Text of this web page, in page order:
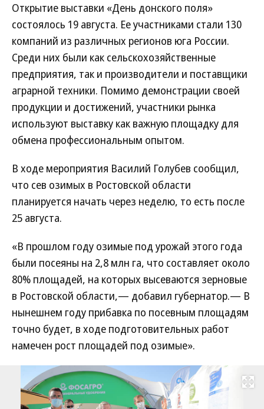
Открытие выставки «День донского поля»
состоялось 19 августа. Ее участниками стали 130
компаний из различных регионов юга России.
Среди них были как сельскохозяйственные
предприятия, так и производители и поставщики
аграрной техники. Помимо демонстрации своей
продукции и достижений, участники рынка
используют выставку как важную площадку для
обмена профессиональным опытом.
В ходе мероприятия Василий Голубев сообщил,
что сев озимых в Ростовской области
планируется начать через неделю, то есть после
25 августа.
«В прошлом году озимые под урожай этого года
были посеяны на 2,8 млн га, что составляет около
80% площадей, на которых высеваются зерновые
в Ростовской области,— добавил губернатор.— В
нынешнем году прибавка по посевным площадям
точно будет, в ходе подготовительных работ
намечен рост площадей под озимые».
Развернуть